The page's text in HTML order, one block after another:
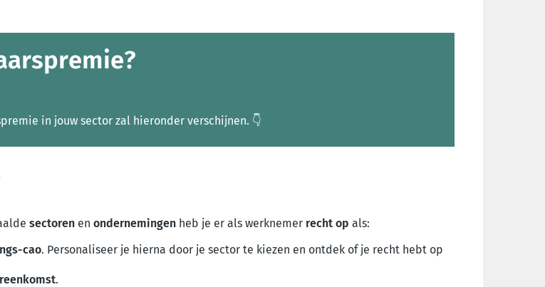
in jouw sector zal hieronder verschijnen. 👇
sectoren en ondernemingen heb je er als werknemer recht op als:
cao. Personaliseer je hierna door je sector te kiezen en ontdek of je recht hebt op
.